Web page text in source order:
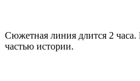
Сюжетная линия длится 2 часа.
частью истории.